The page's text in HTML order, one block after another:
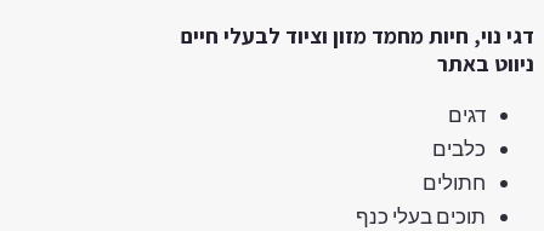
נוי, חיות מחמד מזון וציוד לבעלי חיים
באתר
דגים
כלבים
חתולים
תוכים בעלי כנף